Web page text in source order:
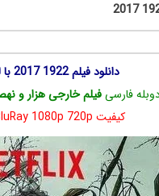
دانلود فیلم 1922 2017 با لینک مستقیم
فارسیفیلم خارجی هزار و
کیفیت BluRay 1080p 720p دوبله فارسی